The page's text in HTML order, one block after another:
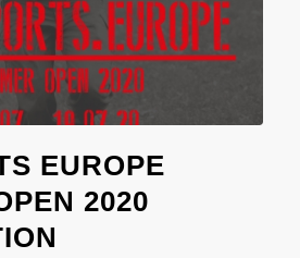
EUROPE
2020